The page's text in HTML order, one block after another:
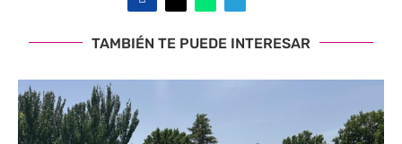
TAMBIÉN TE PUEDE INTERESAR